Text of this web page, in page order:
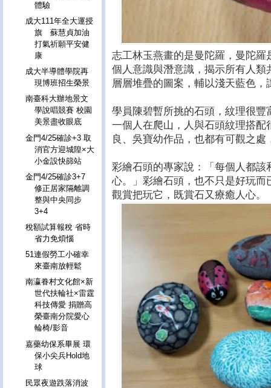
志工林玉燕畫的是曼陀羅，曼陀
個人意識與潛意識，揭示所有人
層層堆疊的圖案，輔以淺天藍色，
學員陳碧暫所挑的石頭，紋理很
一個人在爬山，人與石頭紋理搭
良、吳寶幼作品，也都有可觀之
彩繪石頭的專家說：「每個人都
心。」彩繪石頭，也不只是好玩
觀賞把玩它，既賞石又療癒人心。
體驗
成大111年全大運授
旗 蘇慧貞加油
打氣祈願平安健
康
成大半導體學院再
現博班招生榮景
南臺科大辦地景文
學說唱競賽 校園
美景盡收眼底
金門4/25確診+3 取
消官方迎城隍×大
小金設快篩站
金門4/25確診3+7
修正居家隔離調
整與中央同步
3+4
稅額試算報稅 省時
省力免煩惱
51連假勞工小確幸
來臺南放輕鬆
南瀛眷村文化館×新
世代扶輪社×雷霆
科技傳愛 捐贈高
榮臺南分院愛心
輪椅/影音
嘉藥幼保系畢展 環
保小尖兵Hold地
球
民眾夜遊跌落消波